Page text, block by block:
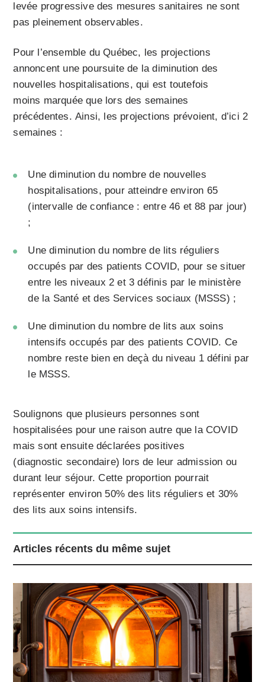
levée progressive des mesures sanitaires ne sont
pas pleinement observables.
Pour l’ensemble du Québec, les projections
annoncent une poursuite de la diminution des
nouvelles hospitalisations, qui est toutefois
moins marquée que lors des semaines
précédentes. Ainsi, les projections prévoient, d’ici 2
semaines :
Une diminution du nombre de nouvelles
hospitalisations, pour atteindre environ 65
(intervalle de confiance : entre 46 et 88 par jour)
;
Une diminution du nombre de lits réguliers
occupés par des patients COVID, pour se situer
entre les niveaux 2 et 3 définis par le ministère
de la Santé et des Services sociaux (MSSS) ;
Une diminution du nombre de lits aux soins
intensifs occupés par des patients COVID. Ce
nombre reste bien en deçà du niveau 1 défini par
le MSSS.
Soulignons que plusieurs personnes sont
hospitalisées pour une raison autre que la COVID
mais sont ensuite déclarées positives
(diagnostic secondaire) lors de leur admission ou
durant leur séjour. Cette proportion pourrait
représenter environ 50% des lits réguliers et 30%
des lits aux soins intensifs.
Articles récents du même sujet